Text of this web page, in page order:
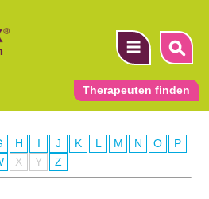
Therapeuten finden
H I J K L M N O
P
X Y Z